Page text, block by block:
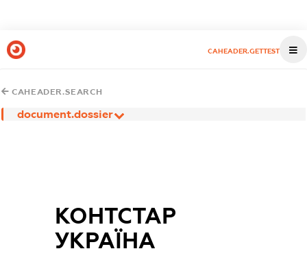
CAHEADER.GETTEST
CAHEADER.SEARCH
document.dossier
КОНТСТАР
УКРАЇНА